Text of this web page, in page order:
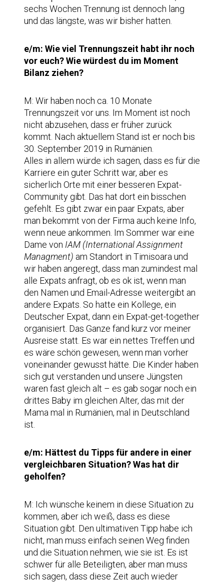
sechs Wochen Trennung ist dennoch lang
und das längste, was wir bisher hatten.
e/m: Wie viel Trennungszeit habt ihr noch
vor euch? Wie würdest du im Moment
Bilanz ziehen?
M: Wir haben noch ca. 10 Monate
Trennungszeit vor uns. Im Moment ist noch
nicht abzusehen, dass er früher zurück
kommt. Nach aktuellem Stand ist er noch bis
30. September 2019 in Rumänien.
Alles in allem würde ich sagen, dass es für die
Karriere ein guter Schritt war, aber es
sicherlich Orte mit einer besseren Expat-
Community gibt. Das hat dort ein bisschen
gefehlt. Es gibt zwar ein paar Expats, aber
man bekommt von der Firma auch keine Info,
wenn neue ankommen. Im Sommer war eine
Dame von IAM (International Assignment
Managment) am Standort in Timisoara und
wir haben angeregt, dass man zumindest mal
alle Expats anfragt, ob es ok ist, wenn man
den Namen und Email-Adresse weitergibt an
andere Expats. So hatte ein Kollege, ein
Deutscher Expat, dann ein Expat-get-together
organisiert. Das Ganze fand kurz vor meiner
Ausreise statt. Es war ein nettes Treffen und
es wäre schön gewesen, wenn man vorher
voneinander gewusst hätte. Die Kinder haben
sich gut verstanden und unsere Jüngsten
waren fast gleich alt – es gab sogar noch ein
drittes Baby im gleichen Alter, das mit der
Mama mal in Rumänien, mal in Deutschland
ist.
e/m: Hättest du Tipps für andere in einer
vergleichbaren Situation? Was hat dir
geholfen?
M: Ich wünsche keinem in diese Situation zu
kommen, aber ich weiß, dass es diese
Situation gibt. Den ultimativen Tipp habe ich
nicht, man muss einfach seinen Weg finden
und die Situation nehmen, wie sie ist. Es ist
schwer für alle Beteiligten, aber man muss
sich sagen, dass diese Zeit auch wieder